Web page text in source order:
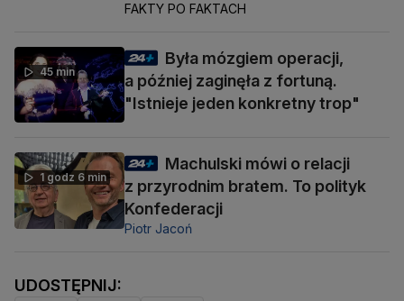
FAKTY PO FAKTACH
45 min
Była mózgiem operacji,
a później zaginęła z fortuną.
"Istnieje jeden konkretny trop"
1 godz 6 min
Machulski mówi o relacji
z przyrodnim bratem. To polityk
Konfederacji
Piotr Jacoń
UDOSTĘPNIJ: